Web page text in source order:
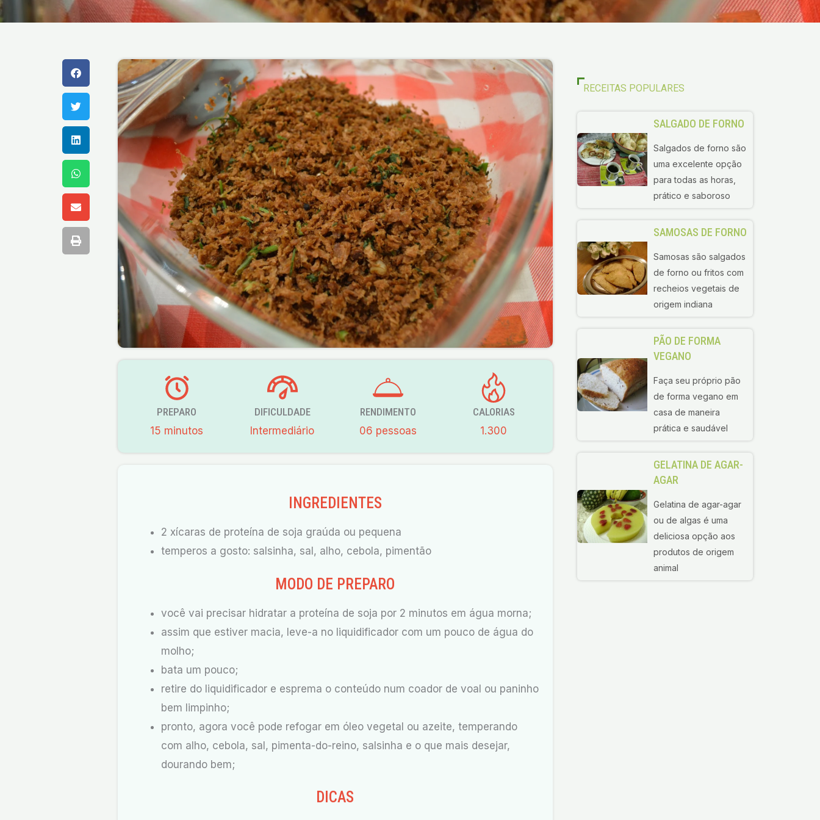
PREPARO
15 minutos
DIFICULDADE
Intermediário
RENDIMENTO
06 pessoas
CALORIAS
1.300
INGREDIENTES
2 xícaras de proteína de soja graúda ou pequena
temperos a gosto: salsinha, sal, alho, cebola, pimentão
MODO DE PREPARO
você vai precisar hidratar a proteína de soja por 2 minutos em água morna;
assim que estiver macia, leve-a no liquidificador com um pouco de água do
molho;
bata um pouco;
retire do liquidificador e esprema o conteúdo num coador de voal ou paninho
bem limpinho;
pronto, agora você pode refogar em óleo vegetal ou azeite, temperando
com alho, cebola, sal, pimenta-do-reino, salsinha e o que mais desejar,
dourando bem;
DICAS
RECEITAS POPULARES
SALGADO DE FORNO
Salgados de forno são
uma excelente opção
para todas as horas,
prático e saboroso
SAMOSAS DE FORNO
Samosas são salgados
de forno ou fritos com
recheios vegetais de
origem indiana
PÃO DE FORMA
VEGANO
Faça seu próprio pão
de forma vegano em
casa de maneira
prática e saudável
GELATINA DE AGAR-
AGAR
Gelatina de agar-agar
ou de algas é uma
deliciosa opção aos
produtos de origem
animal